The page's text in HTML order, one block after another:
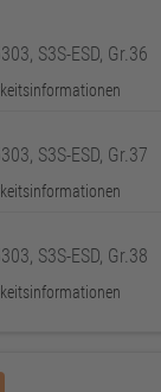
S3S-ESD, Gr.36
S3S-ESD, Gr.37
S3S-ESD, Gr.38